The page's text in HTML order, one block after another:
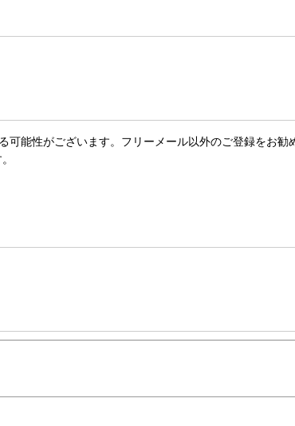
能性がございます。フリーメール以外のご登録をお勧